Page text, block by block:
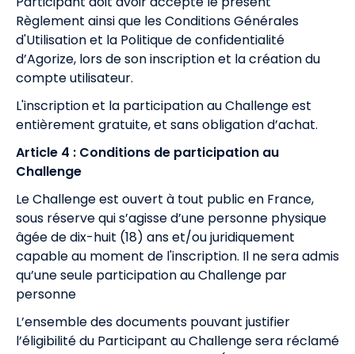
Règlement ainsi que lesConditions Générales
d'Utilisationet la Politique de confidentialité
d’Agorize, lors de son inscription et la création du
compte utilisateur.
L'inscription et la participation au Challenge est
entièrement gratuite, et sans obligation d’achat.
Article 4 : Conditions de participation au
Challenge
Le Challenge est ouvert à tout public en France,
sous réserve qui s’agisse d’une personne physique
âgée de dix-huit (18) ans et/ou juridiquement
capable au moment de l'inscription. Il ne sera admis
qu’une seule participation au Challenge par
personne
L’ensemble des documents pouvant justifier
l’éligibilité du Participant au Challenge sera réclamé